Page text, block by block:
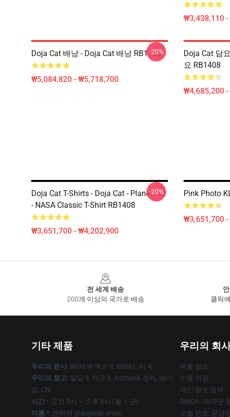
₩3,438,110
Doja Cat 배낭 - Doja Cat 배낭 RB1408
₩5,084,820 - ₩5,718,700
-20%
Doja Cat 담
요 RB1408
₩4,685,200
Doja Cat T-Shirts - Doja Cat - Planet Her
- NASA Classic T-Shirt RB1408
₩3,651,700 - ₩4,202,900
-20% Pink Photo
₩3,651,700
전 세계 배송
200개 이상의 국가로 배송
클릭
기타 제품
우리의 본사: 8600 W 잭슨 IL 60661, 미국
우리의 창고: 빌딩 3, 지구 3, Anzhenli, 창지, 베이
징, CN
시간 :: 오전 9시 ~ 오후 5시 (월 ~ 금)
이름 *: 연락처 @dojacat.store
우리의 회
제품 정보
이용 약관
개인 정보 정책
DMCA - 저작권
모델 번호: 공급